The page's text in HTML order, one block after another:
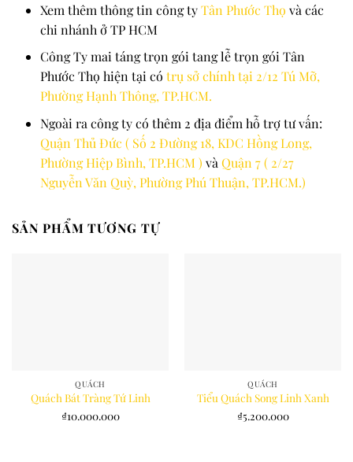
Xem thêm thông tin công tyTân Phước Thọ và các
chi nhánh ở TP HCM
Công Ty mai táng trọn gói tang lễ trọn gói Tân
Phước Thọ hiện tại có trụ sở chính tại 2/12 Tú Mỡ,
Phường Hạnh Thông, TP.HCM.
Ngoài ra công ty có thêm 2 địa điểm hỗ trợ tư vấn:
Quận Thủ Đức ( Số 2 Đường 18, KDC Hồng Long,
Phường Hiệp Bình, TP.HCM ) và Quận 7 ( 2/27
Nguyễn Văn Quỳ, Phường Phú Thuận, TP.HCM.)
SẢN PHẨM TƯƠNG TỰ
QUÁCH
Quách Bát Tràng Tứ Linh
₫10.000.000
QUÁCH
Tiểu Quách Song Linh Xanh
₫5.200.000